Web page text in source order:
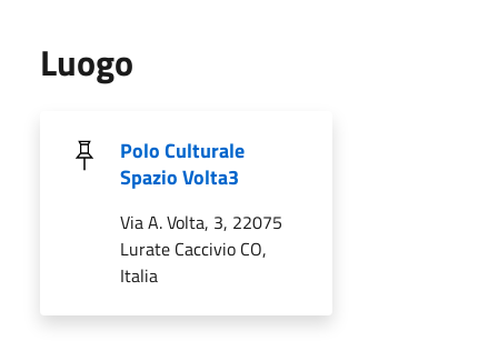
Luogo
Polo Culturale
Spazio Volta3
Via A. Volta, 3, 22075
Lurate Caccivio CO,
Italia